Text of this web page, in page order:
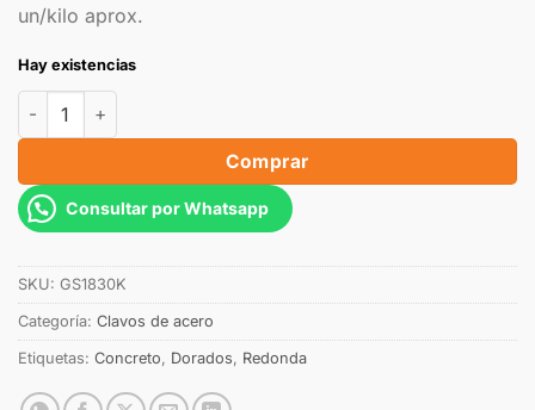
un/kilo aprox.
Hay existencias
Comprar
Consultar por Whatsapp
SKU: GS1830K
Categoría: Clavos de acero
Etiquetas: Concreto, Dorados, Redonda